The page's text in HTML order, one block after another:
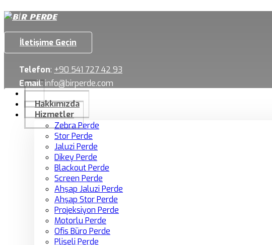
İletişime Geçin
Telefon: +90 541 727 42 93
Email:info@birperde.com
Hakkımızda
Hizmetler
Zebra Perde
Stor Perde
Jaluzi Perde
Dikey Perde
Blackout Perde
Screen Perde
Ahşap Jaluzi Perde
Ahşap Stor Perde
Projeksiyon Perde
Motorlu Perde
Ofis Büro Perde
Pliseli Perde